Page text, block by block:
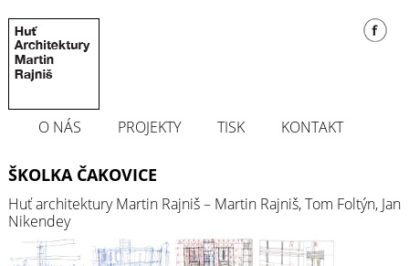
O NÁS PROJEKTY TISK KONTAKT
ŠKOLKA ČAKOVICE
Huť architektury Martin Rajniš – Martin Rajniš, Tom Foltýn, Jan
Nikendey